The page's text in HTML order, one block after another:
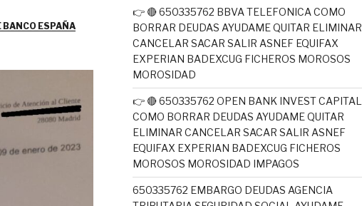
ESPAÑA
👉 🔴 650335762 BBVA TELEFONICA COMO
BORRAR DEUDAS AYUDAME QUITAR ELIMINAR
CANCELAR SACAR SALIR ASNEF EQUIFAX
EXPERIAN BADEXCUG FICHEROS MOROSOS
MOROSIDAD
👉 🔴 650335762 OPEN BANK INVEST CAPITAL
COMO BORRAR DEUDAS AYUDAME QUITAR
ELIMINAR CANCELAR SACAR SALIR ASNEF
EQUIFAX EXPERIAN BADEXCUG FICHEROS
MOROSOS MOROSIDAD IMPAGOS
650335762 EMBARGO DEUDAS AGENCIA